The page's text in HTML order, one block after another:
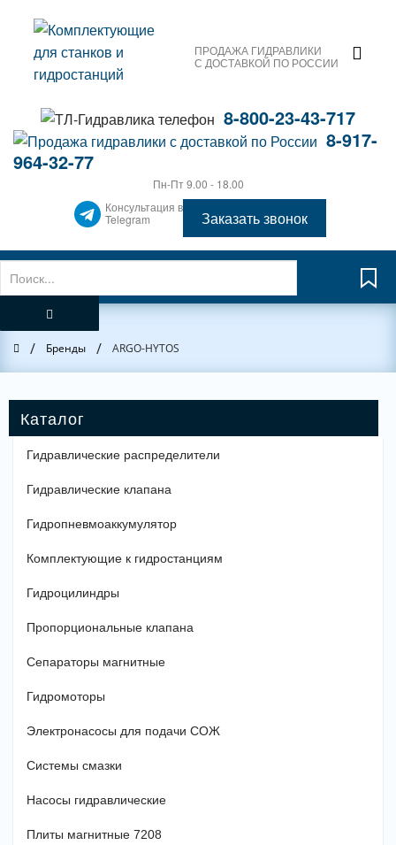
ПРОДАЖА ГИДРАВЛИКИ
С ДОСТАВКОЙ ПО РОССИИ
8-800-23-43-717
8-917-
964-32-77
Пн-Пт 9.00 - 18.00
Консультация в
Telegram
Заказать звонок
Главная
/ Бренды / ARGO-HYTOS
Гидравлические распределители
Гидравлические клапана
Гидропневмоаккумулятор
Комплектующие к гидростанциям
Гидроцилиндры
Пропорциональные клапана
Сепараторы магнитные
Гидромоторы
Электронасосы для подачи СОЖ
Системы смазки
Насосы гидравлические
Плиты магнитные 7208